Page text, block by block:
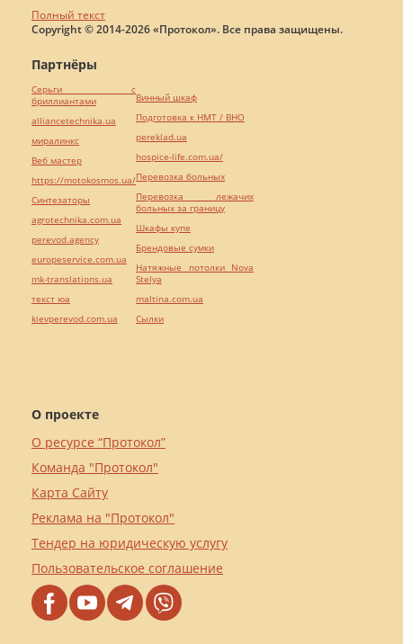
Полный текст
Copyright © 2014-2026 «Протокол». Все права защищены.
О проекте
О ресурсе “Протокол”
Команда "Протокол"
Карта Сайту
Реклама на "Протокол"
Тендер на юридическую услугу
Пользовательское соглашение
Партнёры
Серьги с
бриллиантами
alliancetechnika.ua
миралинкс
Веб мастер
https://motokosmos.ua/
Синтезаторы
agrotechnika.com.ua
perevod.agency
europeservice.com.ua
mk-translations.ua
текст юа
kievperevod.com.ua
Винный шкаф
Подготовка к НМТ / ВНО
pereklad.ua
hospice-life.com.ua/
Перевозка больных
Перевозка лежачих
больных за границу
Шкафы купе
Брендовые сумки
Натяжные потолки Nova
Stelya
maltina.com.ua
Cылки